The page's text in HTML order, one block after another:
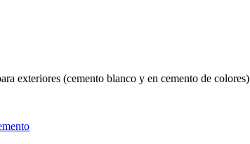
exteriores (cemento blanco y en cemento de colores)